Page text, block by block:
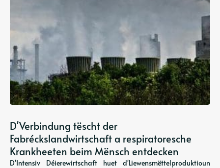
D'Verbindung tëscht der
Fabréckslandwirtschaft a respiratoresche
Krankheeten beim Mënsch entdecken
D'Intensiv Déierewirtschaft huet d'Liewensmëttelproduktioun